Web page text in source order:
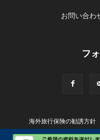
お問い合わ
フ
海外旅行保険の勧誘方針
特別